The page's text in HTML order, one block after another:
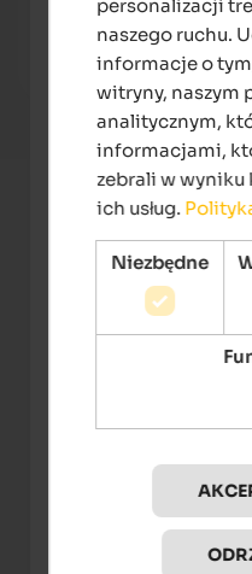
and the Vinschgau valley
numerous possibilities.
Wydarzeniain
personalizacji
naszego ruchu.
informacje o
witryny, naszym
analitycznym,
informacjami,
zebrali w wyniku
ich usług.
Niezbędne